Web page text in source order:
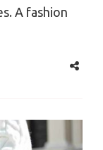
A fashion